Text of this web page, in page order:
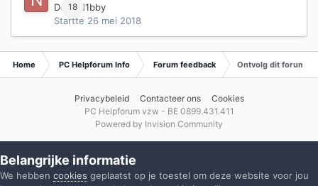
18
Door N1bby
Startte 26 mei 2018
Home PC Helpforum Info Forum feedback Ontvolg dit forum
Privacybeleid Contacteer ons
Cookies
PC Helpforum vzw - BE 0899.431.411
Powered by Invision Community
Belangrijke informatie
We hebben cookies geplaatst op je toestel om deze website voor jou